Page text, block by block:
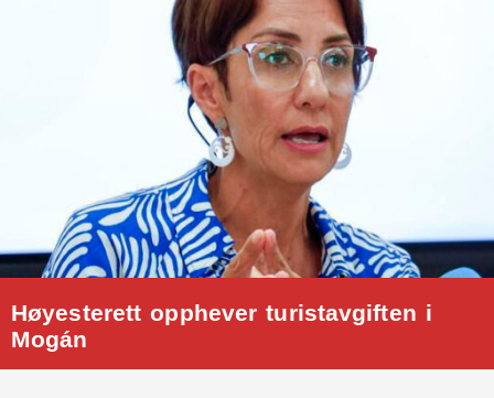
Høyesterett opphever turistavgiften i
Mogán